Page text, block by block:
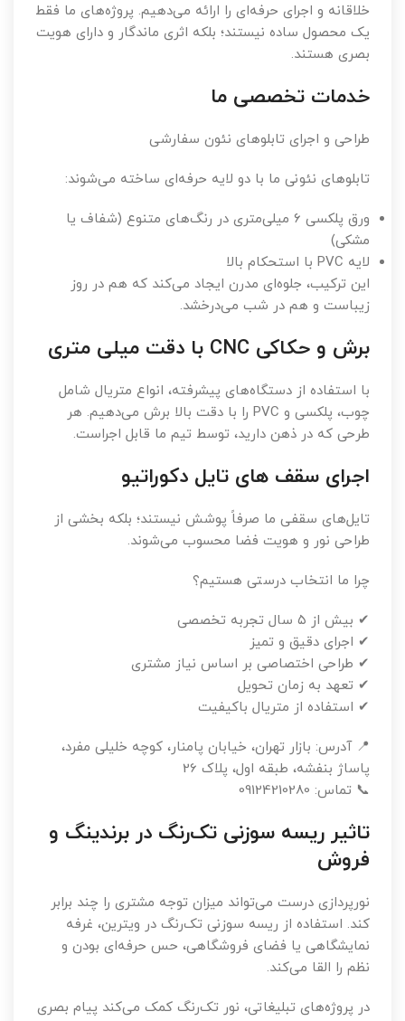
خلاقانه و اجرای حرفه‌ای را ارائه می‌دهیم. پروژه‌های ما فقط
یک محصول ساده نیستند؛ بلکه اثری ماندگار و دارای هویت
بصری هستند.
خدمات تخصصی ما
طراحی و اجرای تابلوهای نئون سفارشی
تابلوهای نئونی ما با دو لایه حرفه‌ای ساخته می‌شوند:
ورق پلکسی ۶ میلی‌متری در رنگ‌های متنوع (شفاف یا
مشکی)
لایه PVC با استحکام بالا
این ترکیب، جلوه‌ای مدرن ایجاد می‌کند که هم در روز
زیباست و هم در شب می‌درخشد.
برش و حکاکی CNC با دقت میلی متری
با استفاده از دستگاه‌های پیشرفته، انواع متریال شامل
چوب، پلکسی و PVC را با دقت بالا برش می‌دهیم. هر
طرحی که در ذهن دارید، توسط تیم ما قابل اجراست.
اجرای سقف های تایل دکوراتیو
تایل‌های سقفی ما صرفاً پوشش نیستند؛ بلکه بخشی از
طراحی نور و هویت فضا محسوب می‌شوند.
چرا ما انتخاب درستی هستیم؟
✔ بیش از ۵ سال تجربه تخصصی
✔ اجرای دقیق و تمیز
✔ طراحی اختصاصی بر اساس نیاز مشتری
✔ تعهد به زمان تحویل
✔ استفاده از متریال باکیفیت
📍 آدرس: بازار تهران، خیابان پامنار، کوچه خلیلی مفرد،
پاساژ بنفشه، طبقه اول، پلاک 26
📞 تماس: 09124210280
تاثیر ریسه سوزنی تک‌رنگ در برندینگ و
فروش
نورپردازی درست می‌تواند میزان توجه مشتری را چند برابر
کند. استفاده از ریسه سوزنی تک‌رنگ در ویترین، غرفه
نمایشگاهی یا فضای فروشگاهی، حس حرفه‌ای بودن و
نظم را القا می‌کند.
در پروژه‌های تبلیغاتی، نور تک‌رنگ کمک می‌کند پیام بصری